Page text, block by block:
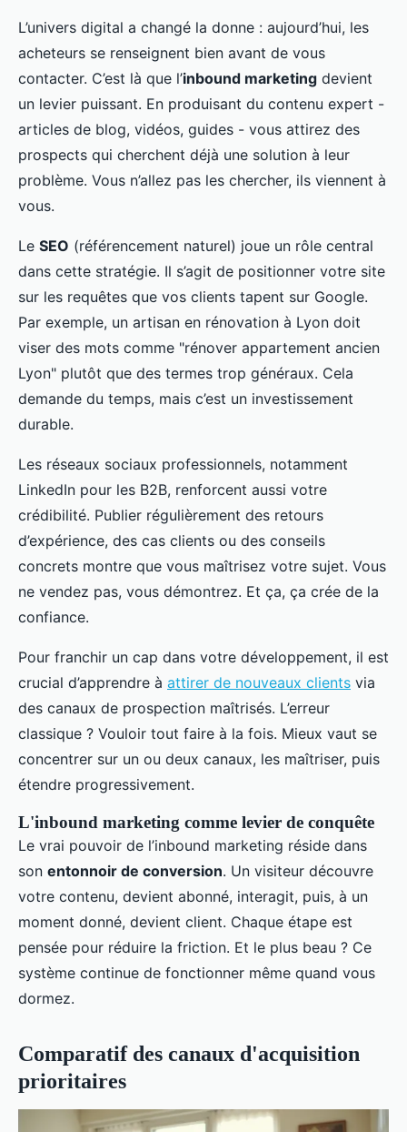
L’univers digital a changé la donne : aujourd’hui, les
acheteurs se renseignent bien avant de vous
contacter. C’est là que l’inbound marketing devient
un levier puissant. En produisant du contenu expert -
articles de blog, vidéos, guides - vous attirez des
prospects qui cherchent déjà une solution à leur
problème. Vous n’allez pas les chercher, ils viennent à
vous.
Le SEO (référencement naturel) joue un rôle central
dans cette stratégie. Il s’agit de positionner votre site
sur les requêtes que vos clients tapent sur Google.
Par exemple, un artisan en rénovation à Lyon doit
viser des mots comme "rénover appartement ancien
Lyon" plutôt que des termes trop généraux. Cela
demande du temps, mais c’est un investissement
durable.
Les réseaux sociaux professionnels, notamment
LinkedIn pour les B2B, renforcent aussi votre
crédibilité. Publier régulièrement des retours
d’expérience, des cas clients ou des conseils
concrets montre que vous maîtrisez votre sujet. Vous
ne vendez pas, vous démontrez. Et ça, ça crée de la
confiance.
Pour franchir un cap dans votre développement, il est
crucial d’apprendre à attirer de nouveaux clients via
des canaux de prospection maîtrisés. L’erreur
classique ? Vouloir tout faire à la fois. Mieux vaut se
concentrer sur un ou deux canaux, les maîtriser, puis
étendre progressivement.
L'inbound marketing comme levier de conquête
Le vrai pouvoir de l’inbound marketing réside dans
son entonnoir de conversion. Un visiteur découvre
votre contenu, devient abonné, interagit, puis, à un
moment donné, devient client. Chaque étape est
pensée pour réduire la friction. Et le plus beau ? Ce
système continue de fonctionner même quand vous
dormez.
Comparatif des canaux d'acquisition
prioritaires